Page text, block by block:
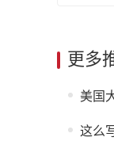
更多
美国
这么